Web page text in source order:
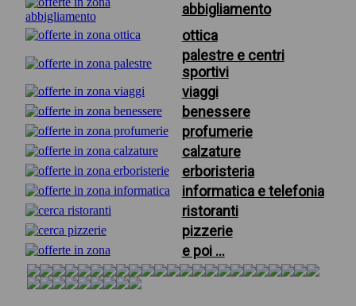
abbigliamento
ottica
palestre e centri
sportivi
viaggi
benessere
profumerie
calzature
erboristeria
informatica e telefonia
ristoranti
pizzerie
e poi ...